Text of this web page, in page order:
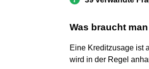
Was braucht
Eine Kreditzusage ist
wird in der Regel